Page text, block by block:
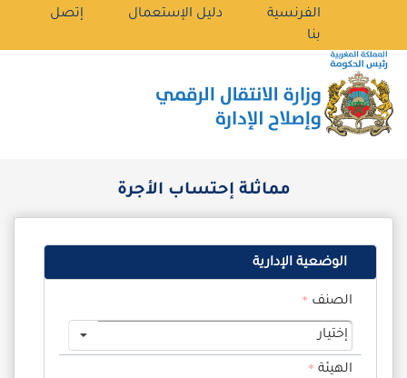
الفرنسية دليل الإستعمال
إتصل
بنا
مماثلة إحتساب الأجرة
الوضعية الإدارية
الصنف
إختيار
الهيئة